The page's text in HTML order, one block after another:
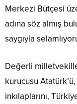
Merkezi Bütçesi
adına söz almış
saygıyla
Değerli
kurucusu
inkılaplarını,